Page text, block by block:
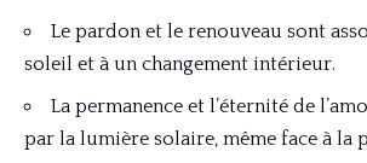
Le pardon et le renouveau sont
soleil et à un changement intérieur.
La permanence et l’éternité de
par la lumière solaire, même face à la